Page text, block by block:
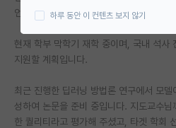
대학원 합격 후기 게시판
연구실(PI) 홍보 게시판
임용 정보 게시판
언을 구하고자 글을 남깁니다.
현재 학부 막학기 재학 중이며, 국내 석사
지원할 계획입니다.
최근 진행한 딥러닝 방법론 연구에서 모
성하여 논문을 준비 중입니다. 지도교수
한 퀄리티라고 평가해 주셨고, 타겟 학회
하루 동안 이 컨텐츠 보지 않기